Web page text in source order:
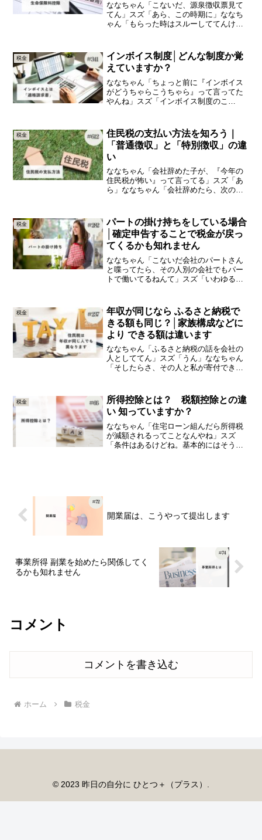
ななちゃん「こないだ、源泉徴収票見て
てん」スズ「あら、この時期に」ななち
ゃん「もらった時はスルーしててんけど
たわ」スズ「そやね」ななちゃん「これ
何？」今日は、「生命保険...
税金
インボイス制度│どんな制度か覚
えていますか？
ななちゃん「ちょっと前に『インボイス
がどうちゃらこうちゃら』って言ってた
やんね」スズ「インボイス制度のこ
はいろんなところでインボイスの名前見
たけど、最近は見ないなと思...
税金
住民税の支払い方法を知ろう｜
「普通徴収」と「特別徴収」の違
い
ななちゃん「会社辞めた子が、『今年の
住民税が怖い』って言ってる」スズ「あ
ら」ななちゃん「会社辞めたら、次の年
ね」ななちゃん「そろそろ請求書とか来
るんやろか」今日は、「住民税...
税金
パートの掛け持ちをしている場合
│確定申告することで税金が戻っ
てくるかも知れません
ななちゃん「こないだ会社のパートさん
と喋ってたら、その人別の会社でもパー
トで働いてるねんて」スズ「いわゆるパ
ちゃん「どっちのパートも、そんな多く
ないらしい」スズ「うん...
税金
年収が同じなら ふるさと納税で
きる額も同じ？│家族構成などに
より できる額は違います
ななちゃん「ふるさと納税の話を会社の
人としててん」スズ「うん」ななちゃん
「そしたらさ、その人と私が寄付できる
やから、年収変わらへんはずやねんよ」
スズ「うん」ななちゃん「...
税金
所得控除とは？ 税額控除との違
い 知っていますか？
ななちゃん「住宅ローン組んだら所得税
が減額されるってことなんやね」スズ
「条件はあるけどね。基本的にはそうや
開業届は、こうやって提出します
事業所得 副業を始めたら関係してく
るかも知れません
コメント
コメントを書き込む
ホーム 税金
© 2023 昨日の自分に ひとつ＋（プラス）.